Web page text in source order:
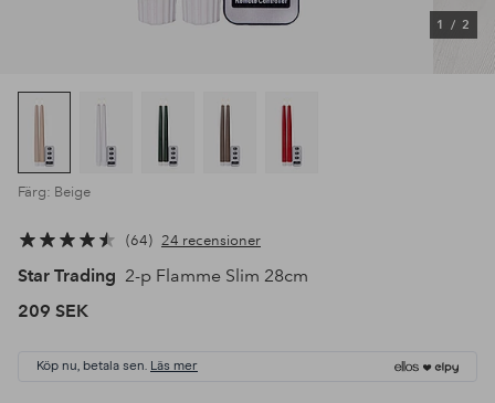
1 / 2
Färg: Beige
64 24 recensioner
Star Trading 2-p Flamme Slim 28cm
209 SEK
Köp nu, betala sen. Läs mer